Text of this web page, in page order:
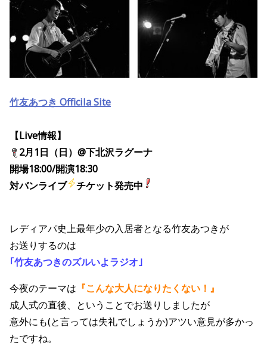
竹友あつき Officila Site
【Live情報】
2月1日（日）@下北沢ラグーナ
開場18:00/開演18:30
対バンライブ
チケット発売中
レディアパ史上最年少の入居者となる竹友あつきが
お送りするのは
｢竹友あつきのズルいよラジオ｣
今夜のテーマは 『こんな大人になりたくない！』
成人式の直後、ということでお送りしましたが
意外にも(と言っては失礼でしょうか)アツい意見が多かっ
たですね。